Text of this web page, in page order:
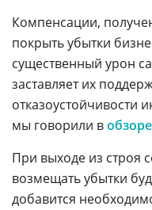
Компенсации,
покрыть убытки
существенный урон
заставляет их
отказоустойчивости
мы говорили в
При выходе из строя
возмещать убытки
добавится